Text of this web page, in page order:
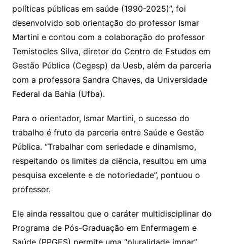
políticas públicas em saúde (1990-2025)”, foi
desenvolvido sob orientação do professor Ismar
Martini e contou com a colaboração do professor
Temistocles Silva, diretor do Centro de Estudos em
Gestão Pública (Cegesp) da Uesb, além da parceria
com a professora Sandra Chaves, da Universidade
Federal da Bahia (Ufba).
Para o orientador, Ismar Martini, o sucesso do
trabalho é fruto da parceria entre Saúde e Gestão
Pública. “Trabalhar com seriedade e dinamismo,
respeitando os limites da ciência, resultou em uma
pesquisa excelente e de notoriedade”, pontuou o
professor.
Ele ainda ressaltou que o caráter multidisciplinar do
Programa de Pós-Graduação em Enfermagem e